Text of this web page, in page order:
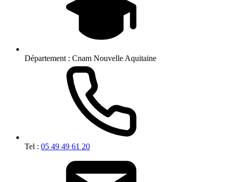
Département : Cnam Nouvelle Aquitaine
Tel : 05 49 49 61 20